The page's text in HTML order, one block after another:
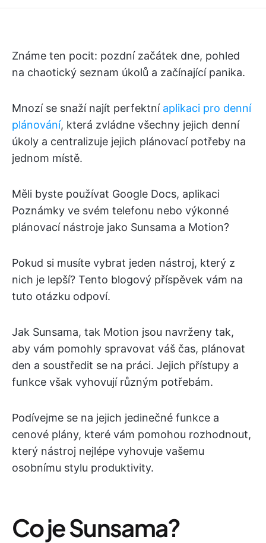
Známe ten pocit: pozdní začátek dne, pohled
na chaotický seznam úkolů a začínající panika.
Mnozí se snaží najít perfektní aplikaci pro denní
plánování, která zvládne všechny jejich denní
úkoly a centralizuje jejich plánovací potřeby na
jednom místě.
Měli byste používat Google Docs, aplikaci
Poznámky ve svém telefonu nebo výkonné
plánovací nástroje jako Sunsama a Motion?
Pokud si musíte vybrat jeden nástroj, který z
nich je lepší? Tento blogový příspěvek vám na
tuto otázku odpoví.
Jak Sunsama, tak Motion jsou navrženy tak,
aby vám pomohly spravovat váš čas, plánovat
den a soustředit se na práci. Jejich přístupy a
funkce však vyhovují různým potřebám.
Podívejme se na jejich jedinečné funkce a
cenové plány, které vám pomohou rozhodnout,
který nástroj nejlépe vyhovuje vašemu
osobnímu stylu produktivity.
Co je Sunsama?